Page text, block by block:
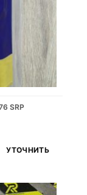
SRP
УТОЧНИТЬ